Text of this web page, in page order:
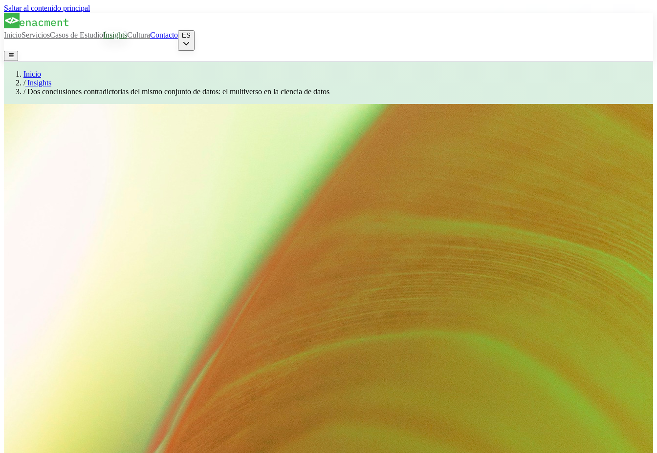
Saltar al contenido principal
InicioServiciosCasos de EstudioInsightsCulturaContacto ES
Inicio
/Insights
/Dos conclusiones contradictorias del mismo conjunto de datos: el multiverso en la ciencia de datos